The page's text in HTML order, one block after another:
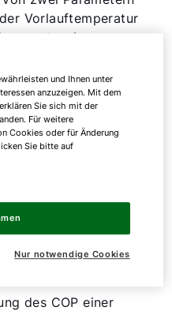
Vorlauftemperatur
der
sich der Wert für
Effizienz von
verschiedene
ändern.
von vielen
der Wärmepumpe.
des COP einer
und Ihnen unter
anzuzeigen. Mit dem
Sie sich mit der
Für weitere
Cookies oder für Änderung
Sie bitte auf
Nur notwendige Cookies